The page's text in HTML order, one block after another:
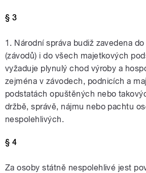
§ 3
1. Národní správa budiž zavedena
(závodů) i do všech majetkových
vyžaduje plynulý chod výroby a
zejména v závodech, podnicích a
podstatách opuštěných nebo
držbě, správě, nájmu nebo pachtu
nespolehlivých.
§ 4
Za osoby státně nespolehlivé jest